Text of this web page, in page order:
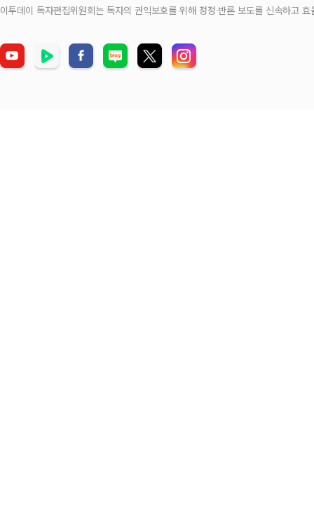
이투데이 독자편집위원회는 독자의 권익보호를 위해 정정‧반론 보도를 신속하고